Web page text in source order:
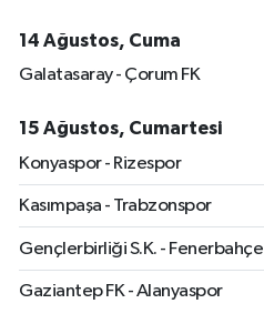
14 Ağustos, Cuma
Galatasaray - Çorum FK
15 Ağustos, Cumartesi
Konyaspor - Rizespor
Kasımpaşa - Trabzonspor
Gençlerbirliği S.K. - Fenerbahçe
Gaziantep FK - Alanyaspor